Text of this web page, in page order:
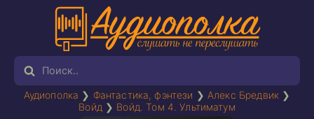
Аудиополка ❯ Фантастика, фэнтези ❯ Алекс Бредвик ❯
Войд ❯ Войд. Том 4. Ультиматум